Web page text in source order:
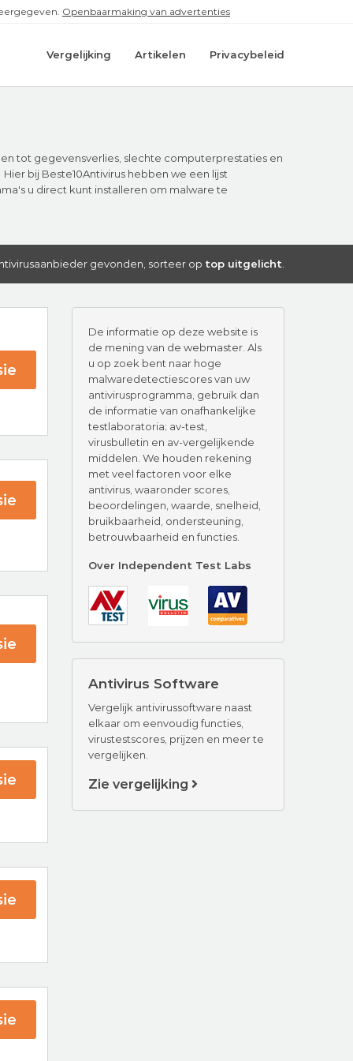
Openbaarmaking van advertenties
Vergelijking Artikelen Privacybeleid
tot gegevensverlies, slechte computerprestaties en
bij Beste10Antivirus hebben we een lijst
u direct kunt installeren om malware te
gevonden, sorteer op top uitgelicht.
De informatie op deze website is
de mening van de webmaster. Als
u op zoek bent naar hoge
malwaredetectiescores van uw
antivirusprogramma, gebruik dan
de informatie van onafhankelijke
testlaboratoria; av-test,
virusbulletin en av-vergelijkende
middelen. We houden rekening
met veel factoren voor elke
antivirus, waaronder scores,
beoordelingen, waarde, snelheid,
bruikbaarheid, ondersteuning,
betrouwbaarheid en functies.
Over Independent Test Labs
Antivirus Software
Vergelijk antivirussoftware naast
elkaar om eenvoudig functies,
virustestscores, prijzen en meer te
vergelijken.
Zie vergelijking